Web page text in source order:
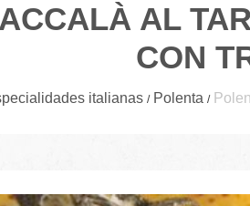
AL
CON
italianas Polenta